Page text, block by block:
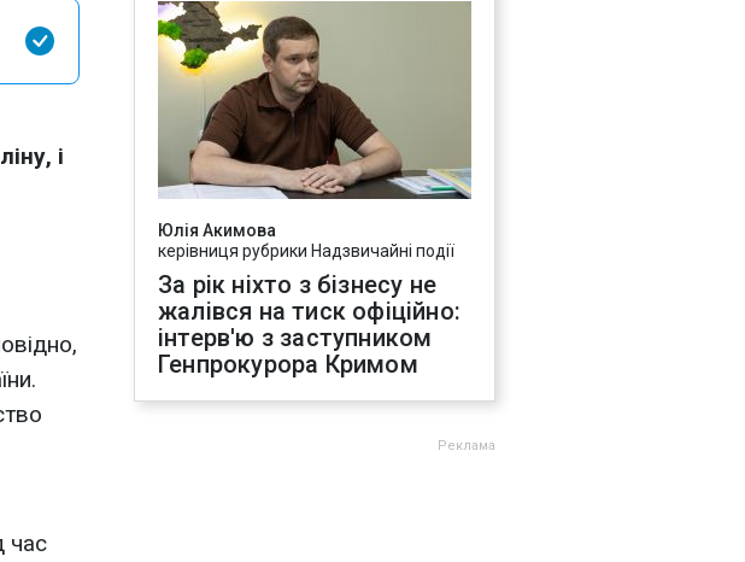
і
час
Юлія Акимова
керівниця рубрики Надзвичайні події
За рік ніхто з бізнесу не
жалівся на тиск офіційно:
інтерв'ю з заступником
Генпрокурора Кримом